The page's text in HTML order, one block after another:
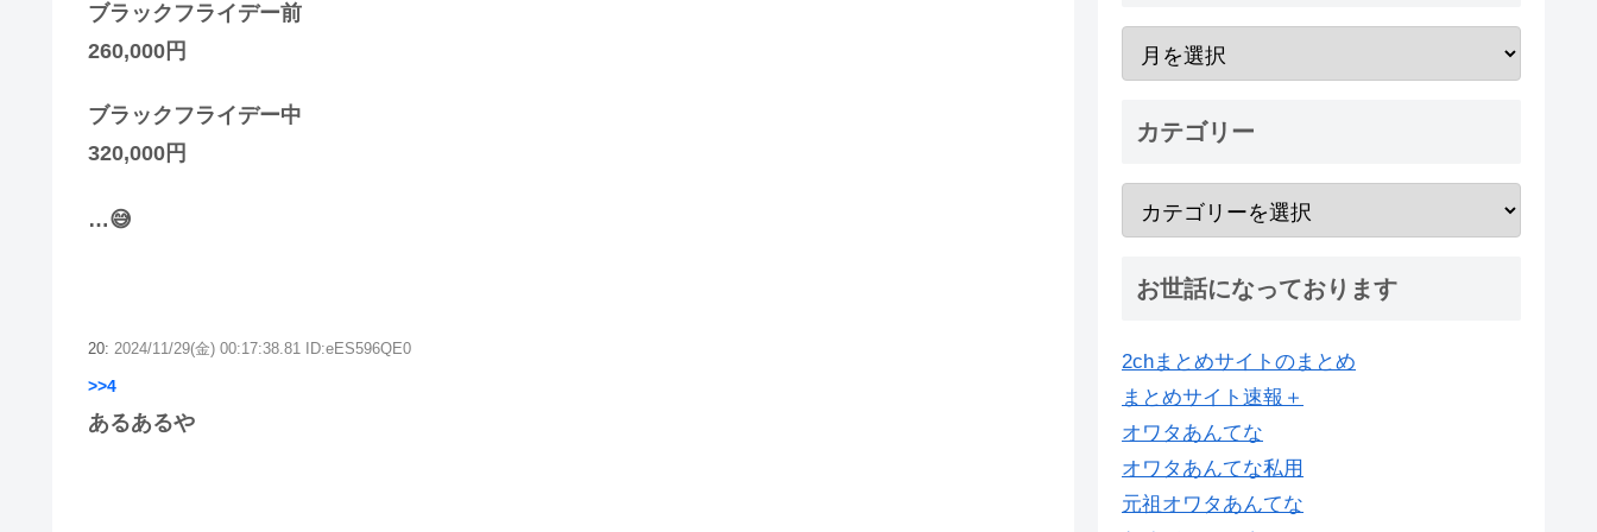
ブラックフライデー前
260,000円
ブラックフライデー中
320,000円
…😅
20: 2024/11/29(金) 00:17:38.81 ID:eES596QE0
>>4
あるあるや
カテゴリー
お世話になっております
2chまとめサイトのまとめ
まとめサイト速報＋
オワタあんてな
オワタあんてな私用
元祖オワタあんてな